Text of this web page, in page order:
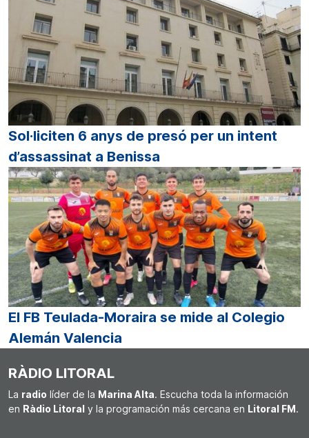
Sol·liciten 6 anys de presó per un intent
d’assassinat a Benissa
El FB Teulada-Moraira se mide al Colegio
Alemán Valencia
RÀDIO LITORAL
La radio líder de la Marina Alta. Escucha toda la información
en Ràdio Litoral y la programación más cercana en Litoral FM.